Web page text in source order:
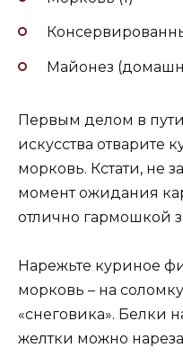
Майонез
Первым делом в
искусства отварите
морковь. Кстати, не
момент ожидания
отлично гармошкой
Нарежьте куриное
морковь – на
«снеговика». Белки
желтки можно